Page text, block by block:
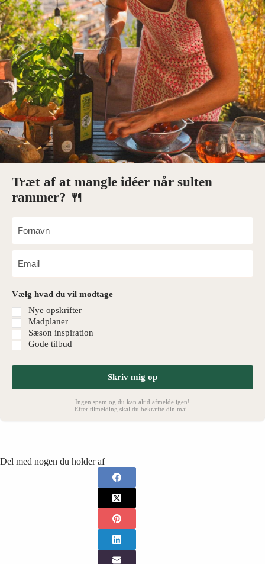
Træt af at mangle idéer når sulten
rammer? 🍴
Vælg hvad du vil modtage
Nye opskrifter
Madplaner
Sæson inspiration
Gode tilbud
Skriv mig op
Ingen spam og du kan altid afmelde igen!
Efter tilmelding skal du bekræfte din mail.
Del med nogen du holder af